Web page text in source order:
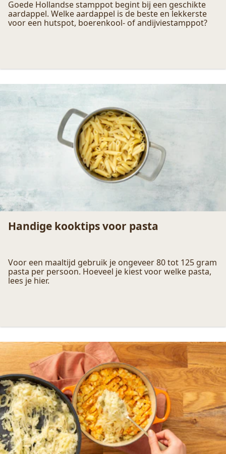
Welke aardappel kies je voor stamppot?
Goede Hollandse stamppot begint bij een geschikte
aardappel. Welke aardappel is de beste en lekkerste
voor een hutspot, boerenkool- of andijviestamppot?
Handige kooktips voor pasta
Voor een maaltijd gebruik je ongeveer 80 tot 125 gram
pasta per persoon. Hoeveel je kiest voor welke pasta,
lees je hier.